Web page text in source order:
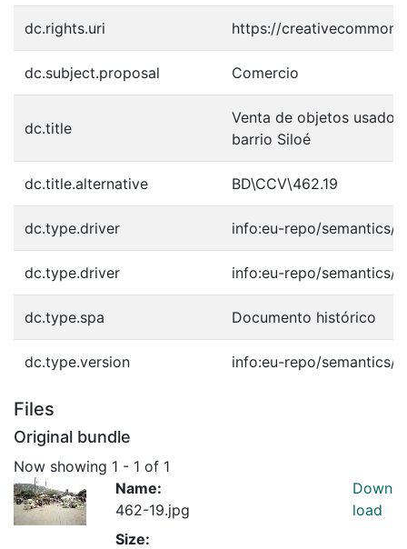
dc.rights.uri https://
dc.subject.proposal Comercio
dc.title
Venta de objetos
barrio Siloé
dc.title.alternative BD\CCV\462.19
dc.type.driver info:eu-repo/semantics/
dc.type.driver info:eu-repo/semantics/
dc.type.spa Documento histórico
dc.type.version info:eu-repo/semantics/
Files
Original bundle
Now showing 1 - 1 of 1
Name:
462-19.jpg
Size:
Down
load